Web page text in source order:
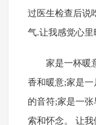
过医生检查后说
气.让我感觉心里
家是一杯暖
香和暖意;家是
的音符;家是一
索和怀念。 让